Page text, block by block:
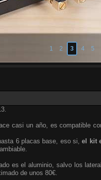
1 2 3 4 5
casi un año, es compatible
6 placas base, eso si,el kit
es el aluminio, salvo los
de unos 80€.